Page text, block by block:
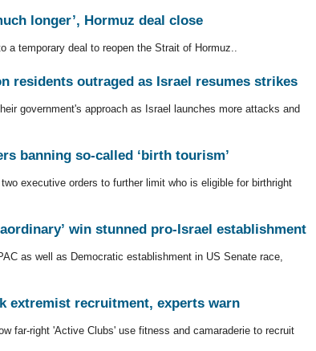
longer’, Hormuz deal close
a temporary deal to reopen the Strait of Hormuz..
residents outraged as Israel resumes strikes
government's approach as Israel launches more attacks and
banning so-called ‘birth tourism’
executive orders to further limit who is eligible for birthright
win stunned pro-Israel establishment
as well as Democratic establishment in US Senate race,
extremist recruitment, experts warn
far-right 'Active Clubs' use fitness and camaraderie to recruit